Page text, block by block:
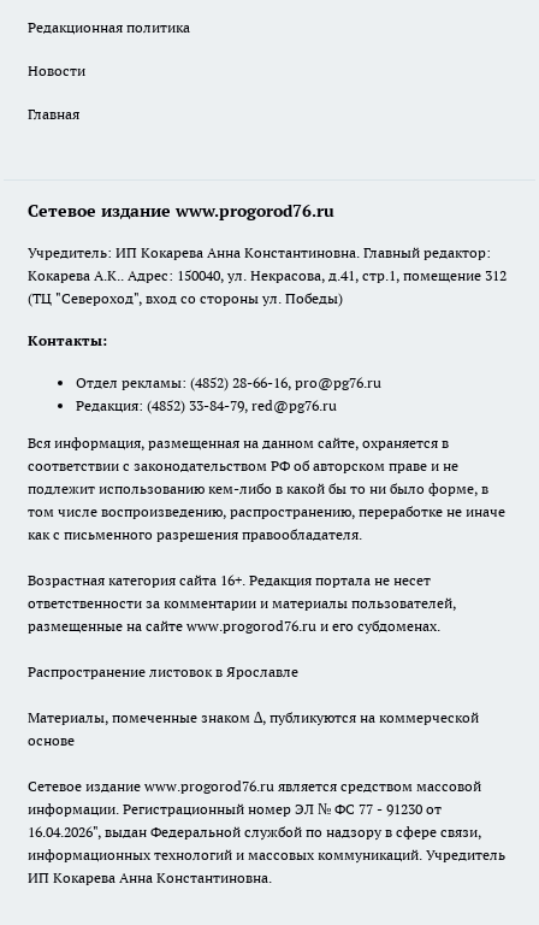
Редакционная политика
Новости
Главная
Сетевое издание www.progorod76.ru
Учредитель: ИП Кокарева Анна Константиновна. Главный редактор:
Кокарева А.К.. Адрес: 150040, ул. Некрасова, д.41, стр.1, помещение 312
(ТЦ "Североход", вход со стороны ул. Победы)
Контакты:
Отдел рекламы: (4852) 28-66-16, pro@pg76.ru
Редакция: (4852) 33-84-79, red@pg76.ru
Вся информация, размещенная на данном сайте, охраняется в
соответствии с законодательством РФ об авторском праве и не
подлежит использованию кем-либо в какой бы то ни было форме, в
том числе воспроизведению, распространению, переработке не иначе
как с письменного разрешения правообладателя.
Возрастная категория сайта 16+. Редакция портала не несет
ответственности за комментарии и материалы пользователей,
размещенные на сайте www.progorod76.ru и его субдоменах.
Распространение листовок в Ярославле
Материалы, помеченные знаком ∆, публикуются на коммерческой
основе
Сетевое издание www.progorod76.ru является средством массовой
информации. Регистрационный номер ЭЛ № ФС 77 - 91230 от
16.04.2026", выдан Федеральной службой по надзору в сфере связи,
информационных технологий и массовых коммуникаций. Учредитель
ИП Кокарева Анна Константиновна.